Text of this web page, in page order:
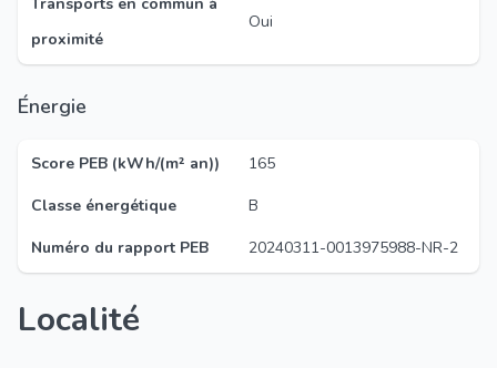
proximité
Oui
Énergie
Score PEB (kWh/(m² an))
165
Classe énergétique
B
Numéro du rapport PEB
20240311-0013975988-NR-2
Localité